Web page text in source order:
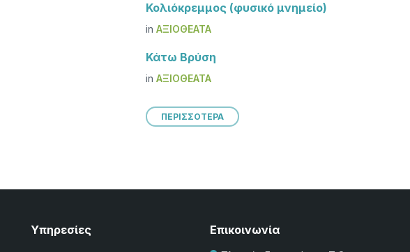
Κολιόκρεμμος (φυσικό μνημείο)
inΑΞΙΟΘΈΑΤΑ
Κάτω Βρύση
inΑΞΙΟΘΈΑΤΑ
ΠΕΡΙΣΣΟΤΕΡΑ
Υπηρεσίες Επικοινωνία